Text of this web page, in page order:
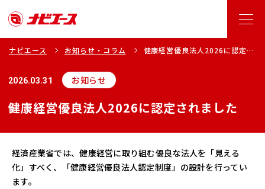
ナビエース お知らせ・コラム
健康経営優良法人2026に認定さ
2026.03.31 お知らせ
健康経営優良法人2026に認定されました
経済産業省では、健康経営に取り組む優良な法人を「見える
化」すべく、「健康経営優良法人認定制度」の設計を行ってい
ます。